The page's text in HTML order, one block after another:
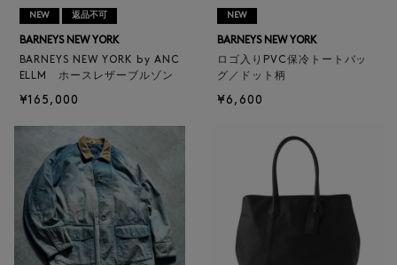
NEW 返品不可
BARNEYS NEW YORK
BARNEYS NEW YORK by ANC
ELLM ホースレザーブルゾン
¥165,000
NEW
BARNEYS NEW YORK
ロゴ入りPVC保冷トートバッ
グ／ドット柄
¥6,600